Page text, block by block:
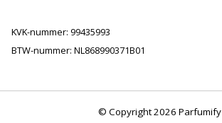
KVK-nummer: 99435993
BTW-nummer: NL868990371B01
© Copyright 2026 Parfumify